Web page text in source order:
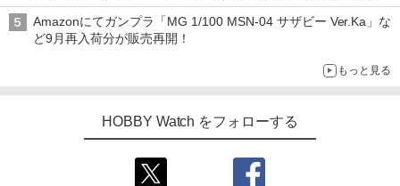
始！
Amazonにてガンプラ「MG 1/100 MSN-04 サザビー Ver.Ka」な
ど9月再入荷分が販売再開！
もっと見る
HOBBY Watch をフォローする